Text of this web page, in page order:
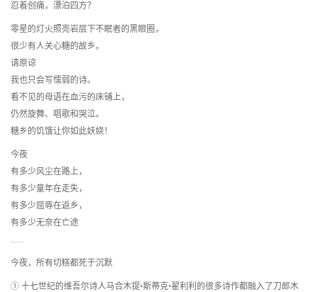
忍着创痛，漂泊四方？
零星的灯火照亮岩层下不眠者的黑眼圈，
很少有人关心糖的故乡。
请原谅
我也只会写懦弱的诗。
看不见的母语在血污的床铺上，
仍然旋舞、唱歌和哭泣。
糖乡的饥饿让你如此妖娆！
今夜
有多少风尘在路上，
有多少童年在走失，
有多少屈辱在返乡，
有多少无奈在亡途
……
今夜，所有切糕都死于沉默
① 十七世纪的维吾尔诗人马合木提•斯蒂克•翟利利的很多诗作都融入了刀郎木